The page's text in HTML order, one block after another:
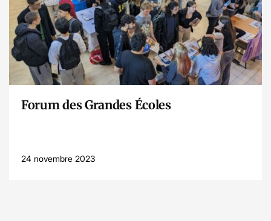
Lire l’article
Forum des Grandes Écoles
24 novembre 2023